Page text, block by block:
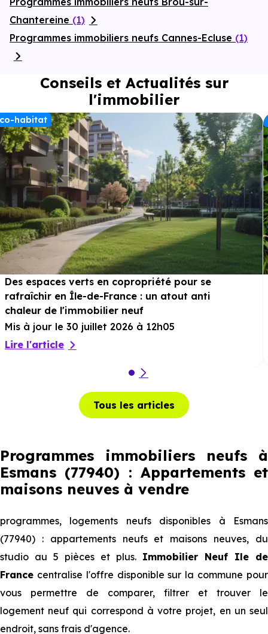
Chantereine (1)
Programmes immobiliers neufs Cannes-Ecluse (1)
Conseils et Actualités sur
l'immobilier
habitat
Des espaces verts en copropriété pour se
rafraîchir en Île-de-France : un atout anti
chaleur de l'immobilier neuf
Mis à jour le 30 juillet 2026 à 12h05
Lire l'article
Tous les articles
Programmes immobiliers neufs à
Esmans (77940) : Appartements et
maisons neuves à vendre
programmes, logements neufs disponibles à Esmans
(77940) : appartements neufs et maisons neuves, du
studio au 5 pièces et plus. Immobilier Neuf Ile de
France centralise l'offre disponible sur la commune pour
vous permettre de comparer, filtrer et trouver le
logement neuf qui correspond à votre projet, en un seul
endroit, sans frais d'agence.